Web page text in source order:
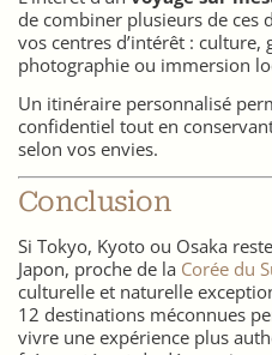
de combiner plusieurs de ces
vos centres d’intérêt :
photographie ou immersion
Un itinéraire personnalisé
confidentiel tout en
selon vos envies.
Conclusion
Si Tokyo, Kyoto ou Osaka
Japon, proche de la Corée du
culturelle et naturelle
12 destinations méconnues
vivre une expérience plus